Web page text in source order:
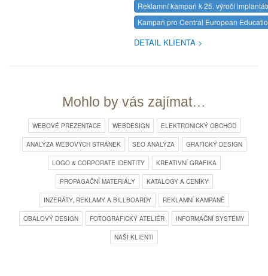
Reklamní kampaň k 25. výročí
Kampaň pro Central European
DETAIL KLIENTA
Mohlo by vás zajímat…
WEBOVÉ PREZENTACE WEBDESIGN ELEKTRONICKÝ OBCHOD
ANALÝZA WEBOVÝCH STRÁNEK SEO ANALÝZA GRAFICKÝ DESIGN
LOGO & CORPORATE IDENTITY KREATIVNÍ GRAFIKA
PROPAGAČNÍ MATERIÁLY KATALOGY A CENÍKY
INZERÁTY, REKLAMY A BILLBOARDY REKLAMNÍ KAMPANĚ
OBALOVÝ DESIGN FOTOGRAFICKÝ ATELIÉR INFORMAČNÍ SYSTÉMY
NAŠI KLIENTI